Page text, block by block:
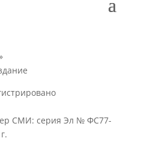
СМИ: серия Эл № ФС77-